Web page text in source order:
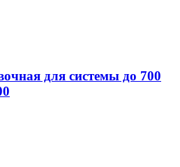
для системы до 700